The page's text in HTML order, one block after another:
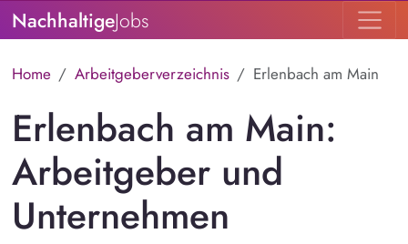
NachhaltigeJobs
Home Arbeitgeberverzeichnis Erlenbach am Main
Erlenbach am Main:
Arbeitgeber und
Unternehmen